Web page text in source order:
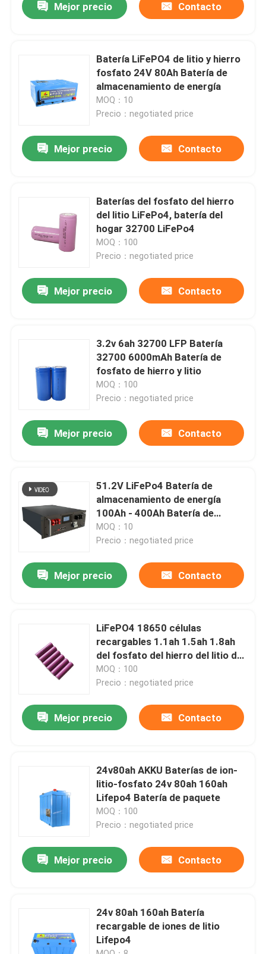
Productos
VR Show
Sobre nosotros
Control de Calidad
noticias
Batería de la ión de litio LiFePO4
Mejor precio Contacto
Batería LiFePO4 de litio y hierro
fosfato 24V 80Ah Batería de
almacenamiento de energía
MOQ：10
Precio：negotiated price
Mejor precio Contacto
Baterías del fosfato del hierro
del litio LiFePo4, batería del
hogar 32700 LiFePo4
MOQ：100
Precio：negotiated price
Mejor precio Contacto
3.2v 6ah 32700 LFP Batería
32700 6000mAh Batería de
fosfato de hierro y litio
MOQ：100
Precio：negotiated price
Mejor precio Contacto
51.2V LiFePo4 Batería de
almacenamiento de energía
100Ah - 400Ah Batería de
fosfato de hierro de litio con
BMS
MOQ：10
Precio：negotiated price
Mejor precio Contacto
LiFePO4 18650 células
recargables 1.1ah 1.5ah 1.8ah
del fosfato del hierro del litio de
las pilas de batería 3.2V
MOQ：100
Precio：negotiated price
Mejor precio Contacto
24v80ah AKKU Baterías de ion-
litio-fosfato 24v 80ah 160ah
Lifepo4 Batería de paquete
MOQ：100
Precio：negotiated price
Mejor precio Contacto
24v 80ah 160ah Batería
recargable de iones de litio
Lifepo4